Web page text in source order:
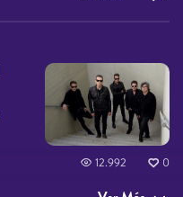
12.992 0